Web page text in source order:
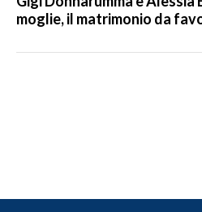
moglie, il matrimonio da